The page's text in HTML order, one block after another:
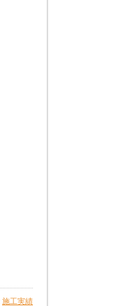
施工実績